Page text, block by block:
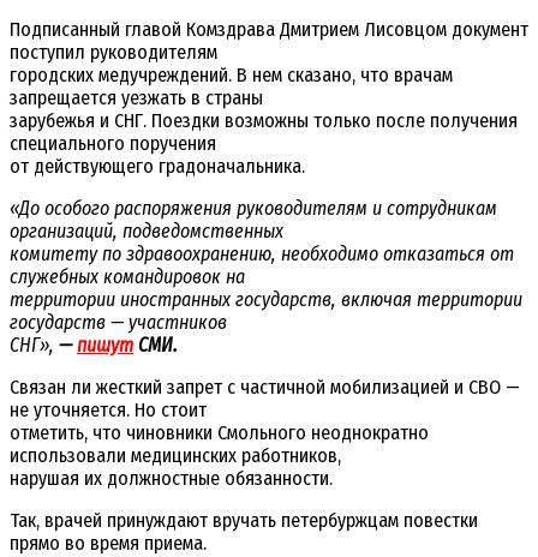
Подписанный главой Комздрава Дмитрием Лисовцом документ
поступил руководителям
городских медучреждений. В нем сказано, что врачам
запрещается уезжать в страны
зарубежья и СНГ. Поездки возможны только после получения
специального поручения
от действующего градоначальника.
«До особого распоряжения руководителям и сотрудникам
организаций, подведомственных
комитету по здравоохранению, необходимо отказаться от
служебных командировок на
территории иностранных государств, включая территории
государств — участников
СНГ», —пишут СМИ.
Связан ли жесткий запрет с частичной мобилизацией и СВО —
не уточняется. Но стоит
отметить, что чиновники Смольного неоднократно
использовали медицинских работников,
нарушая их должностные обязанности.
Так, врачей принуждают вручать петербуржцам повестки
прямо во время приема.